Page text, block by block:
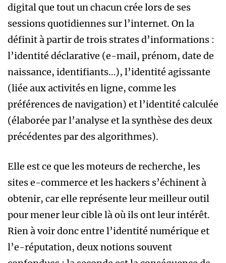
digital que tout un chacun crée lors de ses
sessions quotidiennes sur l’internet. On la
définit à partir de trois strates d’informations :
l’identité déclarative (e-mail, prénom, date de
naissance, identifiants…), l’identité agissante
(liée aux activités en ligne, comme les
préférences de navigation) et l’identité calculée
(élaborée par l’analyse et la synthèse des deux
précédentes par des algorithmes).
Elle est ce que les moteurs de recherche, les
sites e-commerce et les hackers s’échinent à
obtenir, car elle représente leur meilleur outil
pour mener leur cible là où ils ont leur intérêt.
Rien à voir donc entre l’identité numérique et
l’e-réputation, deux notions souvent